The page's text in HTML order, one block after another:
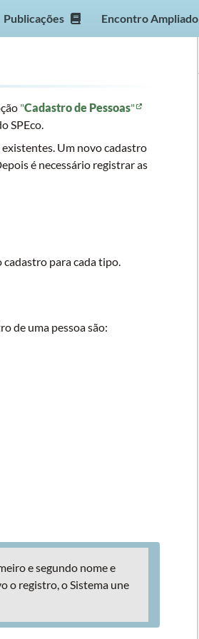
Publicações Encontro Ampliado
"Cadastro de Pessoas"
SPEco.
Um novo cadastro
é necessário registrar as
cadastro para cada tipo.
de uma pessoa são:
e segundo nome e
o registro, o Sistema une